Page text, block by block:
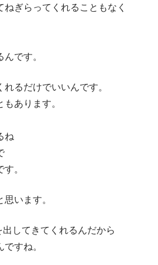
ぎらってくれることもなく
です。
るだけでいいんです。
あります。
ね
。
います。
してきてくれるんだから
すね。